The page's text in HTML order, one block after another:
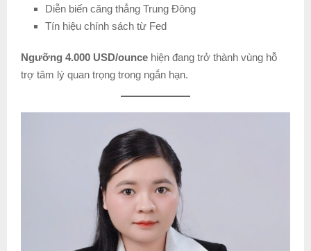
Diễn biến căng thẳng Trung Đông
Tín hiệu chính sách từ Fed
Ngưỡng 4.000 USD/ounce hiện đang trở thành vùng hỗ
trợ tâm lý quan trọng trong ngắn hạn.